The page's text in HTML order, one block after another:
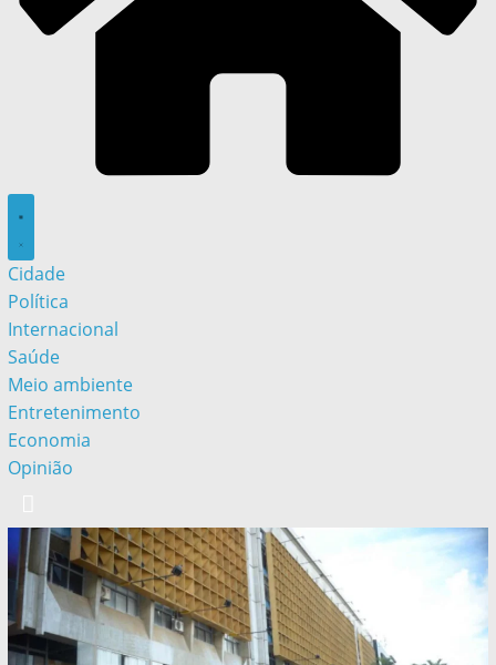
Cidade
Política
Internacional
Saúde
Meio ambiente
Entretenimento
Economia
Opinião